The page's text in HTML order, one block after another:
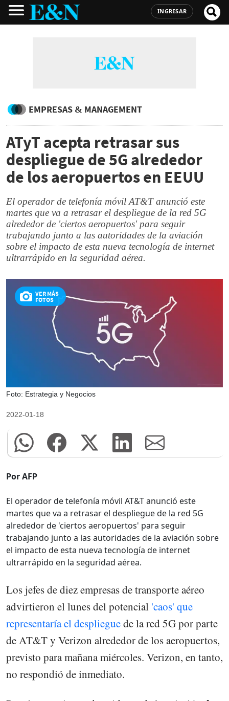
INGRESAR
EMPRESAS & MANAGEMENT
ATyT acepta retrasar sus
despliegue de 5G alrededor
de los aeropuertos en EEUU
El operador de telefonía móvil AT&T anunció este
martes que va a retrasar el despliegue de la red 5G
alrededor de 'ciertos aeropuertos' para seguir
trabajando junto a las autoridades de la aviación
sobre el impacto de esta nueva tecnología de internet
ultrarrápido en la seguridad aérea.
VER MÁS
FOTOS
Foto: Estrategia y Negocios
2022-01-18
Por AFP
El operador de telefonía móvil AT&T anunció este
martes que va a retrasar el despliegue de la red 5G
alrededor de 'ciertos aeropuertos' para seguir
trabajando junto a las autoridades de la aviación sobre
el impacto de esta nueva tecnología de internet
ultrarrápido en la seguridad aérea.
Los jefes de diez empresas de transporte aéreo
advirtieron el lunes del potencial 'caos' que
representaría el desplieguede la red 5G por parte
de AT&T y Verizon alrededor de los aeropuertos,
previsto para mañana miércoles. Verizon, en tanto,
no respondió de inmediato.